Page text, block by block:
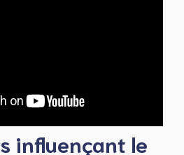
influençant le